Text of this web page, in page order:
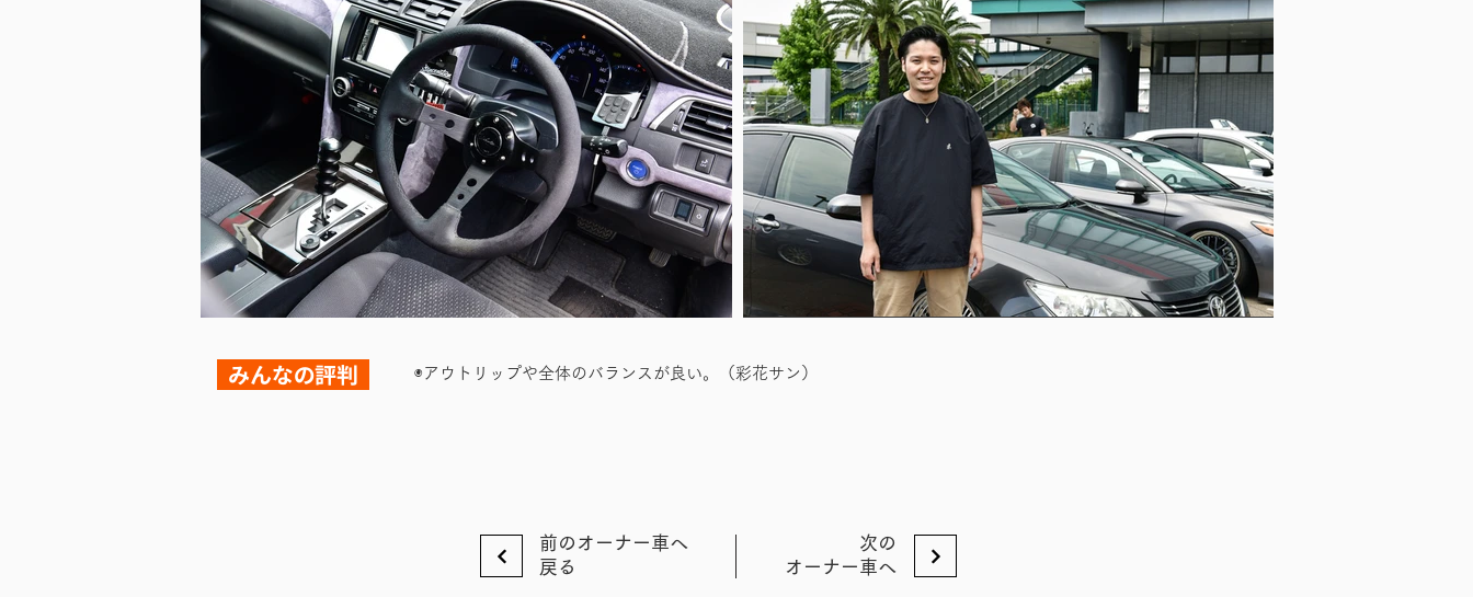
みんなの評判 ◉アウトリップや全体のバランスが良い。（彩花サン）
前のオーナー車へ
戻る
次の
オーナー車へ